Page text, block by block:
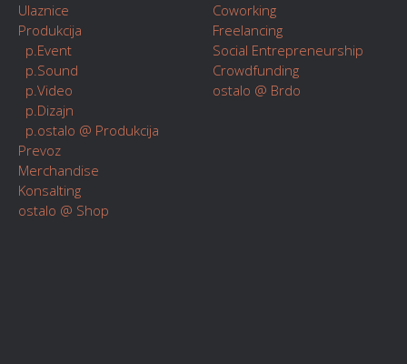
Ulaznice
Produkcija
p.Event
p.Sound
p.Video
p.Dizajn
p.ostalo @ Produkcija
Prevoz
Merchandise
Konsalting
ostalo @ Shop
Coworking
Freelancing
Social Entrepreneurship
Crowdfunding
ostalo @ Brdo